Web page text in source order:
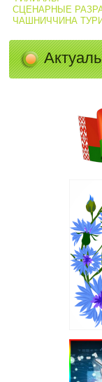
СЦЕНАРНЫЕ
ЧАШНИЧЧИНА